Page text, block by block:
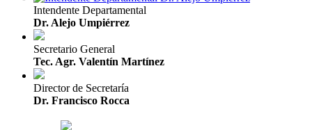
Intendente Departamental
Dr. Alejo Umpiérrez
Secretario General
Tec. Agr. Valentín Martínez
Director de Secretaría
Dr. Francisco Rocca